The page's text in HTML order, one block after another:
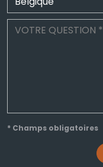
* Champs obligatoires